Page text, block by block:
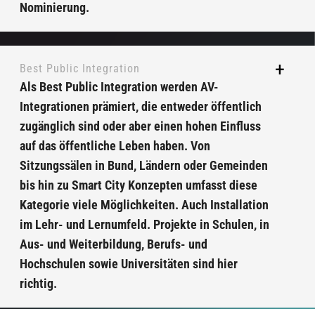
Nominierung.
Best Public Integration
Als Best Public Integration werden AV-
Integrationen prämiert, die entweder öffentlich
zugänglich sind oder aber einen hohen Einfluss
auf das öffentliche Leben haben. Von
Sitzungssälen in Bund, Ländern oder Gemeinden
bis hin zu Smart City Konzepten umfasst diese
Kategorie viele Möglichkeiten. Auch Installation
im Lehr- und Lernumfeld. Projekte in Schulen, in
Aus- und Weiterbildung, Berufs- und
Hochschulen sowie Universitäten sind hier
richtig.